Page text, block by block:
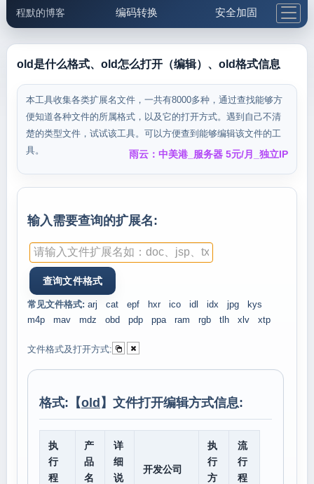
程默的博客 编码转换 安全加固
邮件工具 生活便民 更多工具
5.1支付宝大红包
old是什么格式、old怎么打开（编辑）、old格式信息
本工具收集各类扩展名文件，一共有8000多种，通过查找能够方
便知道各种文件的所属格式，以及它的打开方式。遇到自己不清
楚的类型文件，试试该工具。可以方便查到能够编辑该文件的工
具。
雨云：中美港_服务器 5元/月_独立IP
输入需要查询的扩展名:
常见文件格式: arj cat epf hxr ico idl idx jpg
kys
m4p
mav mdz obd pdp ppa ram rgb tlh xlv xtp
文件格式及打开方式:
格式:【old 】文件打开编辑方式信息:
执
行
程
产
品
名
详
细
说
开发公司
执
行
方
流
行
程